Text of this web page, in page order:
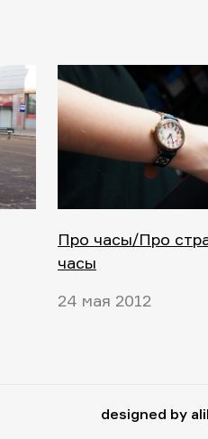
Про часы/Про
часы
24 мая 2012
designed by